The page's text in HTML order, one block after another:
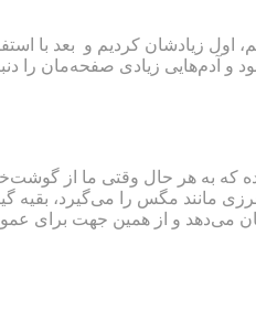
زیادشان کردیم و بعد با
و آدم‌هایی زیادی صفحه‌مان را
که به هر حال وقتی ما از
مانند مگس را می‌گیرد، بقیه
می‌دهد و از همین جهت برای